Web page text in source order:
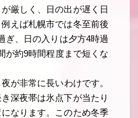
厳しく、日の出が遅く日
えば札幌市では冬至前後
ぎ、日の入りは夕方4時過
が約9時間程度まで短くな
が非常に長いわけです。
深夜帯は氷点下が当たり
なります。このため冬季